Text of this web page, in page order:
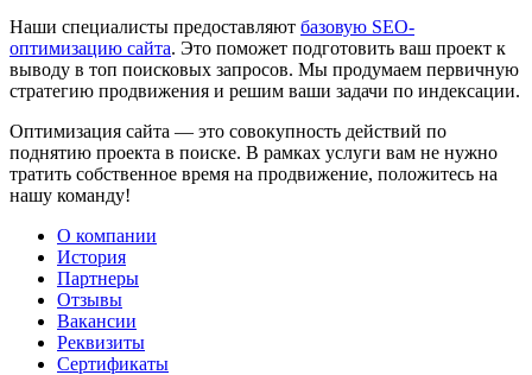
Наши специалисты предоставляют базовую SEO-
оптимизацию сайта. Это поможет подготовить ваш проект к
выводу в топ поисковых запросов. Мы продумаем первичную
стратегию продвижения и решим ваши задачи по индексации.
Оптимизация сайта — это совокупность действий по
поднятию проекта в поиске. В рамках услуги вам не нужно
тратить собственное время на продвижение, положитесь на
нашу команду!
О компании
История
Партнеры
Отзывы
Вакансии
Реквизиты
Сертификаты